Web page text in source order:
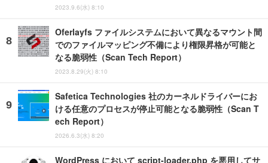
2023.9.6(水) 8:10
Oferlayfs ファイルシステムにおいて異なるマウント間
でのファイルマッピング不備により権限昇格が可能と
なる脆弱性（Scan Tech Report）
2023.8.29(火) 8:10
Safetica Technologies 社のカーネルドライバーにお
ける任意のプロセスが停止可能となる脆弱性（Scan T
ech Report）
2026.6.3(水) 8:20
WordPress において script-loader.php を悪用してサ